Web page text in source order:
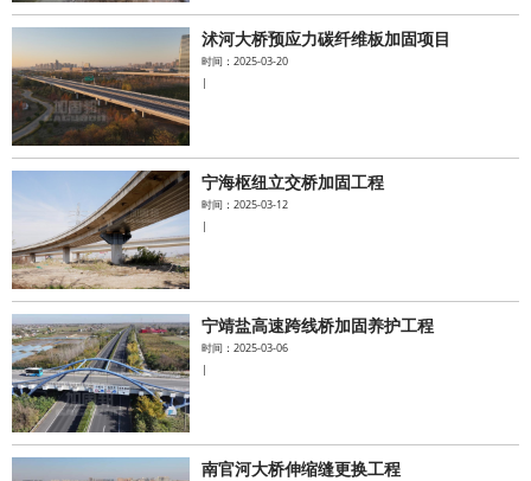
沭河大桥预应力碳纤维板加固项目
时间：2025-03-20
|
宁海枢纽立交桥加固工程
时间：2025-03-12
|
宁靖盐高速跨线桥加固养护工程
时间：2025-03-06
|
南官河大桥伸缩缝更换工程